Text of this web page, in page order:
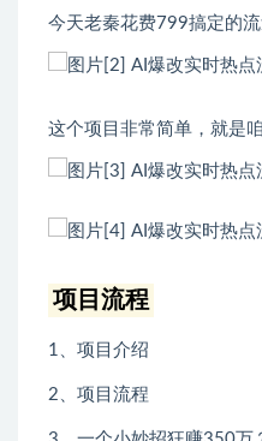
今天老秦花费799搞定的
这个项目非常简单，就是
项目流程
1、项目介绍
2、项目流程